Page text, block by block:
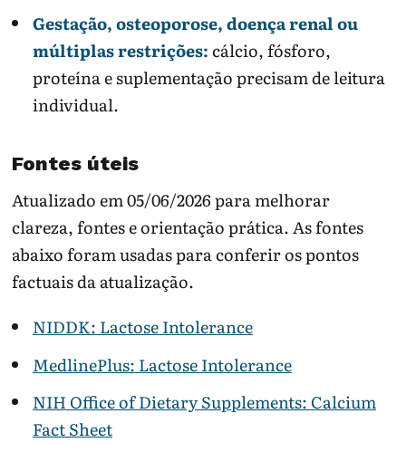
Gestação, osteoporose, doença renal ou
múltiplas restrições:cálcio, fósforo,
proteína e suplementação precisam de leitura
individual.
Fontes úteis
Atualizado em 05/06/2026 para melhorar
clareza, fontes e orientação prática. As fontes
abaixo foram usadas para conferir os pontos
factuais da atualização.
NIDDK: Lactose Intolerance
MedlinePlus: Lactose Intolerance
NIH Office of Dietary Supplements: Calcium
Fact Sheet